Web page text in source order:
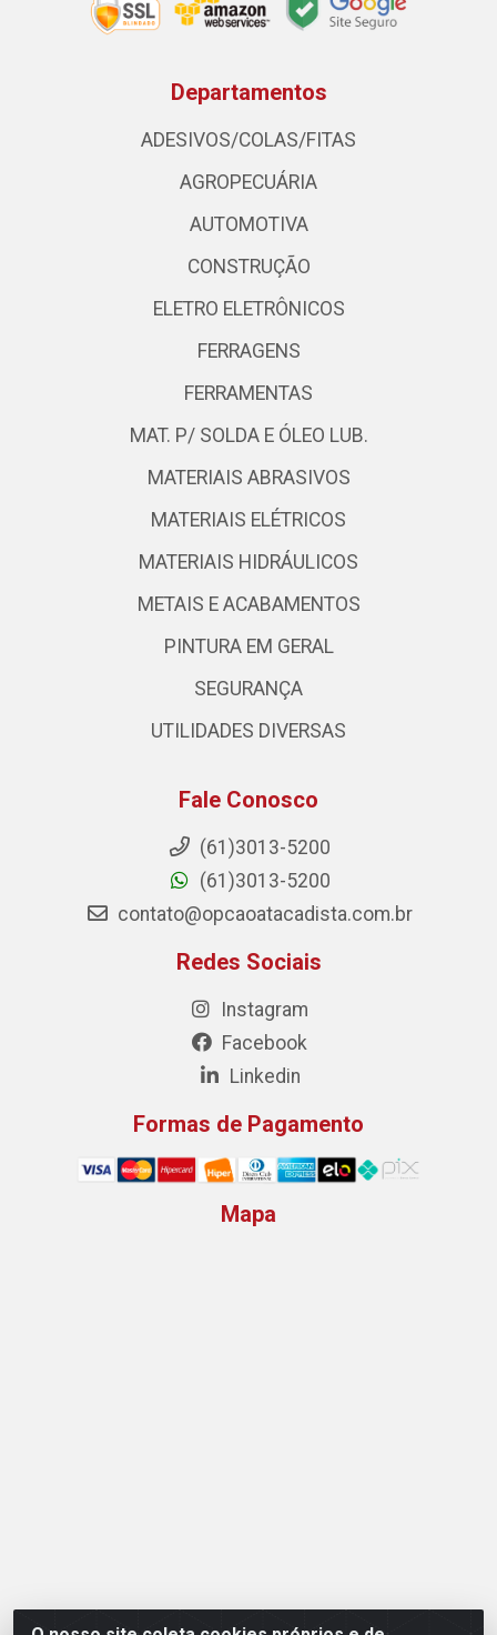
Departamentos
ADESIVOS/COLAS/FITAS
AGROPECUÁRIA
AUTOMOTIVA
CONSTRUÇÃO
ELETRO ELETRÔNICOS
FERRAGENS
FERRAMENTAS
MAT. P/ SOLDA E ÓLEO LUB.
MATERIAIS ABRASIVOS
MATERIAIS ELÉTRICOS
MATERIAIS HIDRÁULICOS
METAIS E ACABAMENTOS
PINTURA EM GERAL
SEGURANÇA
UTILIDADES DIVERSAS
Fale Conosco
(61)3013-5200
(61)3013-5200
contato@opcaoatacadista.com.br
Redes Sociais
Instagram
Facebook
Linkedin
Formas de Pagamento
Mapa